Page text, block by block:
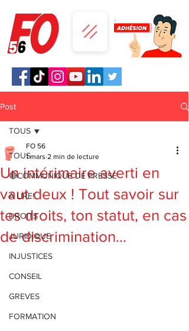
Post
TOUS
🔴COMMUNIQUE DE PRESSE
A LIRE!
DROITS
JURIDIQUE
INJUSTICES
CONSEIL
GREVES
FORMATION
TOUS
Un intérimaire averti en
vaut deux ! Tout savoir sur
tes droits, ton statut, en cas
de discrimination...
FO 56
1 mars 2 min de lecture